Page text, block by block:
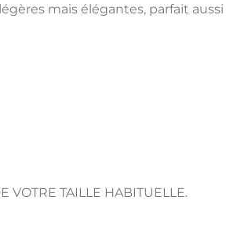
mais élégantes, parfait
VOTRE TAILLE HABITUELLE.